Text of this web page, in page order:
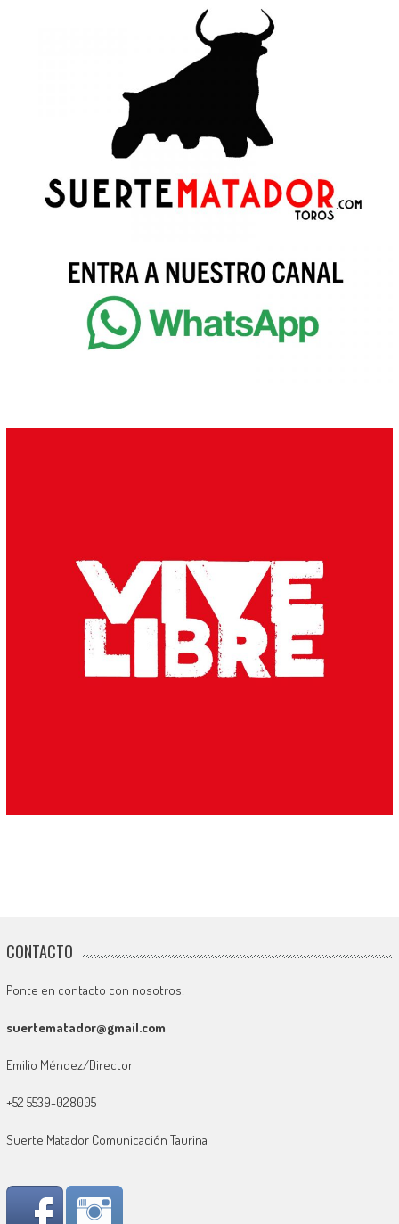
CONTACTO
Ponte en contacto con nosotros:
suertematador@gmail.com
Emilio Méndez/Director
+52 5539-028005
Suerte Matador Comunicación Taurina